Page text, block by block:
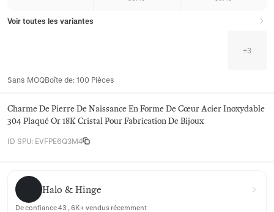
Voir toutes les variantes
+3
Sans MOQBoîte de: 100 Pièces
Charme De Pierre De Naissance En Forme De Cœur Acier Inoxydable
304 Plaqué Or 18K Cristal Pour Fabrication De Bijoux
ID SPU: EVFPE6Q3M4
Halo & Hinge
Halo & Hinge
De confiance 43 , 6K+ vendus récemment